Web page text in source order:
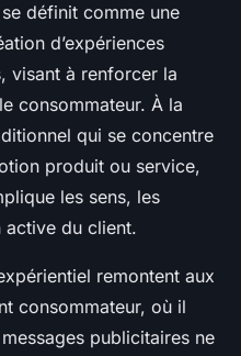
se définit comme une
d’expériences
visant à renforcer la
consommateur. À la
qui se concentre
produit ou service,
les sens, les
du client.
remontent aux
consommateur, où il
publicitaires ne